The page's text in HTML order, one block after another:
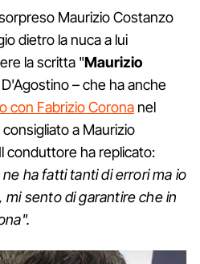
Maurizio Costanzo
dietro la nuca a lui
la scritta "Maurizio
– che ha anche
con Fabrizio Corona nel
a Maurizio
conduttore ha replicato:
ha fatti tanti di errori ma io
sento di garantire che in